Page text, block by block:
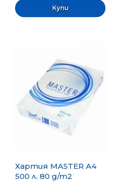
Хартия MASTER A4
500 л. 80 g/m2